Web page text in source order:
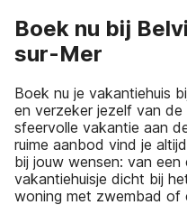
Boek nu bij
sur-Mer
Boek nu je vakantiehuis
en verzeker jezelf van
sfeervolle vakantie aan
ruime aanbod vind je
bij jouw wensen: van
vakantiehuisje dicht bij
woning met zwembad of